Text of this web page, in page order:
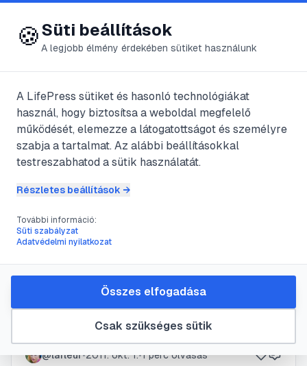
😍 LifePress
Főoldal Szerzők / @ lafleur
@lafleurbejegyzései
3publikált bejegyzés
A facebook veszélyei
@lafleur•2011. szept. 10.•1perc olvasás
Facebook bökés
@lafleur•2011. okt. 1.•1perc olvasás
🍪Süti beállítások
A legjobb élmény érdekében sütiket használunk
A LifePress sütiket és hasonló technológiákat
használ, hogy biztosítsa a weboldal megfelelő
működését, elemezze a látogatottságot és személyre
szabja a tartalmat. Az alábbi beállításokkal
testreszabhatod a sütik használatát.
Részletes beállítások →
További információ:
Süti szabályzat
Adatvédelmi nyilatkozat
Csak szükséges sütik
Összes elfogadása